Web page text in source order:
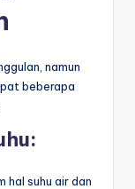
namun
beberapa
hal suhu air dan